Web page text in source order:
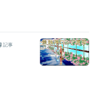
記事